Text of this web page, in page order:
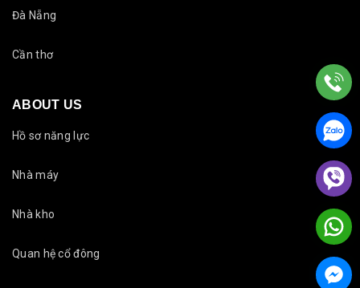
Đà Nẵng
Cần thơ
ABOUT US
Hồ sơ năng lực
Nhà máy
Nhà kho
Quan hệ cổ đông